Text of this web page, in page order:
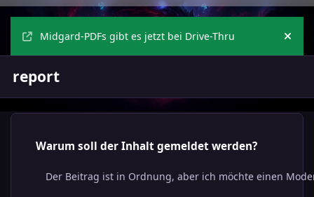
Midgard-PDFs gibt es jetzt bei Drive-Thru
report
Warum soll der Inhalt gemeldet werden?